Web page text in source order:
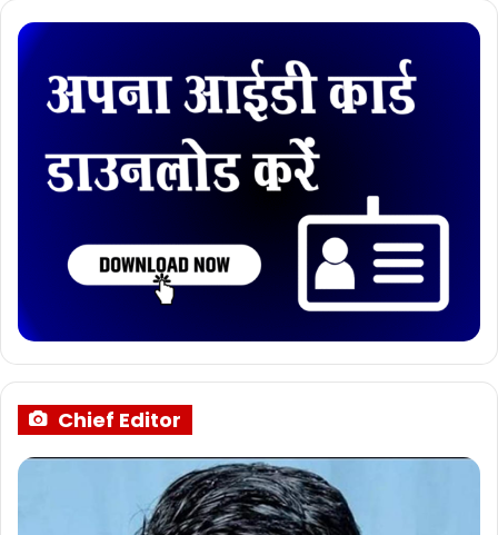
Chief Editor